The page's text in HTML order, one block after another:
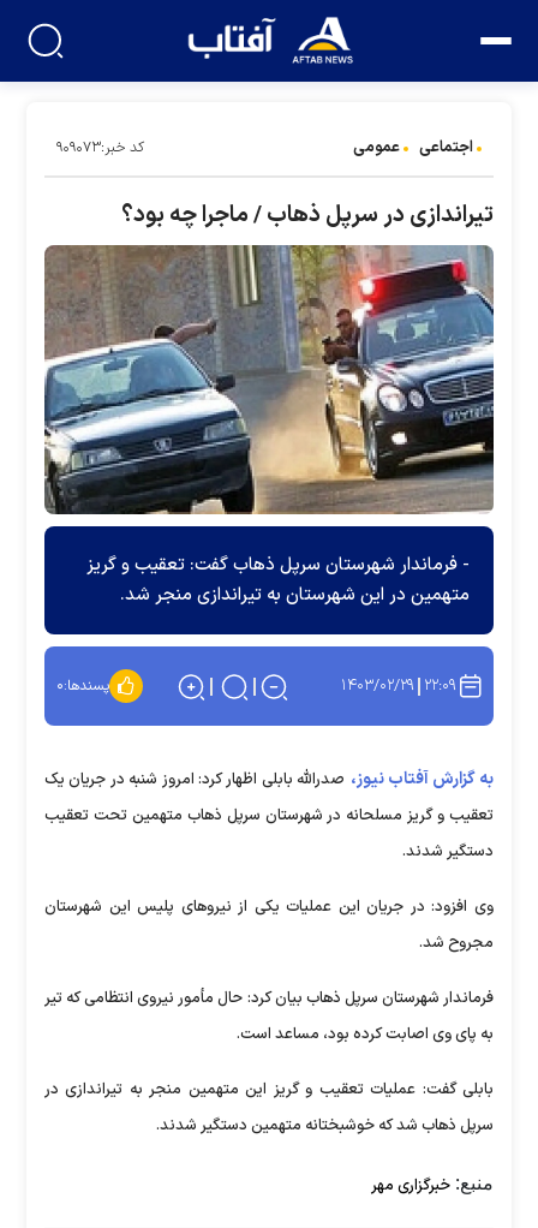
اجتماعی عمومی کد خبر:۹۰۹۰۷۳
تیراندازی در سرپل ذهاب / ماجرا چه بود؟
- فرماندار شهرستان سرپل ذهاب گفت: تعقیب و گریز
متهمین در این شهرستان به تیراندازی منجر شد.
۲۲:۰۹ ۱۴۰۳/۰۲/۲۹ پسندها:۰
به گزارش آفتاب نیوز، صدرالله بابلی اظهار کرد: امروز شنبه در جریان یک
تعقیب و گریز مسلحانه در شهرستان سرپل ذهاب متهمین تحت تعقیب
دستگیر شدند.
وی افزود: در جریان این عملیات یکی از نیرو‌های پلیس این شهرستان
مجروح شد.
فرماندار شهرستان سرپل ذهاب بیان کرد: حال مأمور نیروی انتظامی که تیر
به پای وی اصابت کرده بود، مساعد است.
بابلی گفت: عملیات تعقیب و گریز این متهمین منجر به تیراندازی در
سرپل ذهاب شد که خوشبختانه متهمین دستگیر شدند.
منبع: خبرگزاری مهر